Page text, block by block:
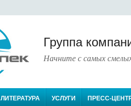
Группа
Начните с самых
ЛИТЕРАТУРА УСЛУГИ ПРЕСС-